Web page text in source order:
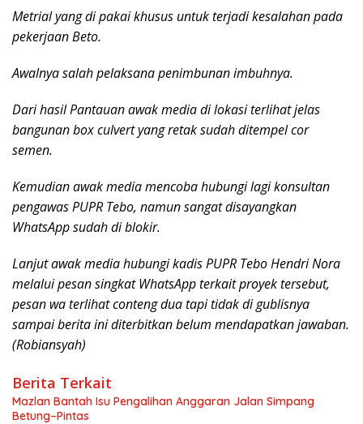
Metrial yang di pakai khusus untuk terjadi kesalahan pada
pekerjaan Beto.
Awalnya salah pelaksana penimbunan imbuhnya.
Dari hasil Pantauan awak media di lokasi terlihat jelas
bangunan box culvert yang retak sudah ditempel cor
semen.
Kemudian awak media mencoba hubungi lagi konsultan
pengawas PUPR Tebo, namun sangat disayangkan
WhatsApp sudah di blokir.
Lanjut awak media hubungi kadis PUPR Tebo Hendri Nora
melalui pesan singkat WhatsApp terkait proyek tersebut,
pesan wa terlihat conteng dua tapi tidak di gublisnya
sampai berita ini diterbitkan belum mendapatkan jawaban.
(Robiansyah)
Berita Terkait
Mazlan Bantah Isu Pengalihan Anggaran Jalan Simpang
Betung–Pintas